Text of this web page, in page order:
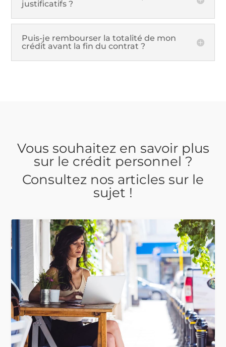
justificatifs ?
Puis-je rembourser la totalité de mon
crédit avant la fin du contrat ?
Vous souhaitez en savoir plus
sur le crédit personnel ?
Consultez nos articles sur le
sujet !